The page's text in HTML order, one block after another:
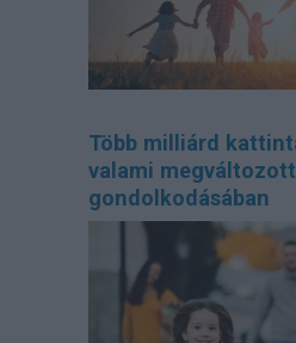
Több milliárd
valami
gondolkodásában